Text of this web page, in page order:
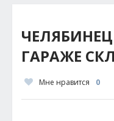
ГАРАЖЕ
Мне нравится 0